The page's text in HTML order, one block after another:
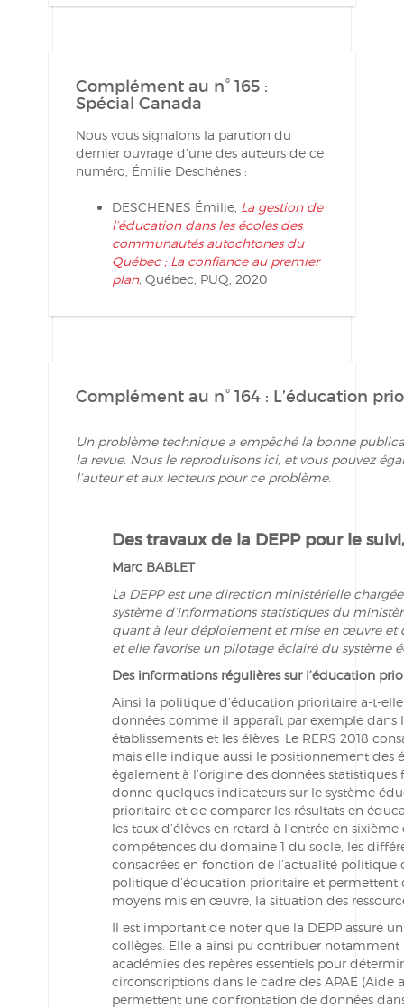
Complément au n° 165 :
Spécial Canada
Nous vous signalons la parution du
dernier ouvrage d’une des auteurs de ce
numéro, Émilie Deschênes :
DESCHENES Émilie, La gestion de
l’éducation dans les écoles des
communautés autochtones du
Québec ; La confiance au premier
plan, Québec, PUQ, 2020
Complément au n° 164 : L’éducation
Un problème technique a empêché la bonne
la revue. Nous le reproduisons ici, et vous pouvez
l’auteur et aux lecteurs pour ce problème.
Des travaux de la DEPP pour le
Marc BABLET
La DEPP est une direction ministérielle
système d’informations statistiques du
quant à leur déploiement et mise en œuvre et
et elle favorise un pilotage éclairé du système
Des informations régulières sur l’éducation
Ainsi la politique d’éducation prioritaire a-t-
données comme il apparaît par exemple dans
établissements et les élèves. Le RERS 2018
mais elle indique aussi le positionnement des
également à l’origine des données
donne quelques indicateurs sur le système
prioritaire et de comparer les résultats en
les taux d’élèves en retard à l’entrée en
compétences du domaine 1 du socle, les
consacrées en fonction de l’actualité politique
politique d’éducation prioritaire et permettent
moyens mis en œuvre, la situation des
Il est important de noter que la DEPP assure
collèges. Elle a ainsi pu contribuer
académies des repères essentiels pour
circonscriptions dans le cadre des APAE
permettent une confrontation de données